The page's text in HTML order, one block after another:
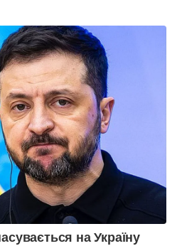
на Україну